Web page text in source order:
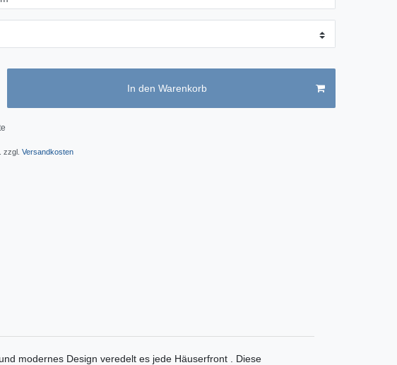
In den Warenkorb
zzgl. Versandkosten
modernes Design veredelt es jede Häuserfront . Diese